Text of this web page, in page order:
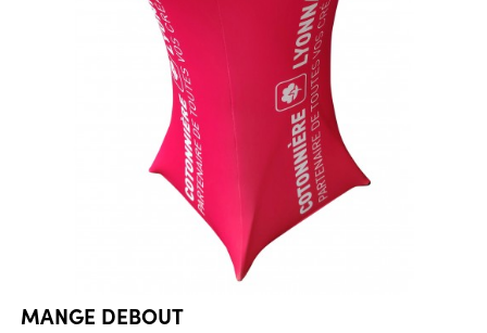
MANGE DEBOUT